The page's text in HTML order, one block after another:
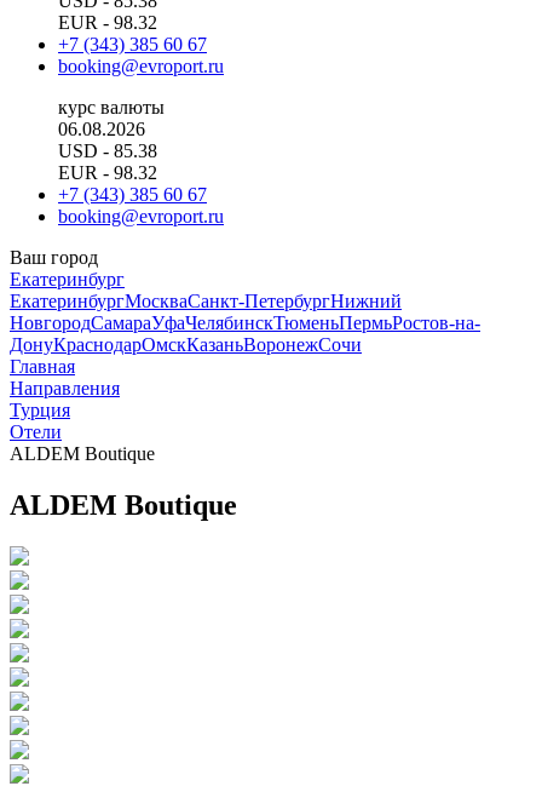
EUR - 98.32
+7 (343) 385 60 67
booking@evroport.ru
курс валюты
06.08.2026
USD - 85.38
EUR - 98.32
+7 (343) 385 60 67
booking@evroport.ru
Ваш город
Екатеринбург
ЕкатеринбургМоскваСанкт-ПетербургНижний
НовгородСамараУфаЧелябинскТюменьПермьРостов-на-
ДонуКраснодарОмскКазаньВоронежСочи
Главная
Направления
Турция
Отели
ALDEM Boutique
ALDEM Boutique